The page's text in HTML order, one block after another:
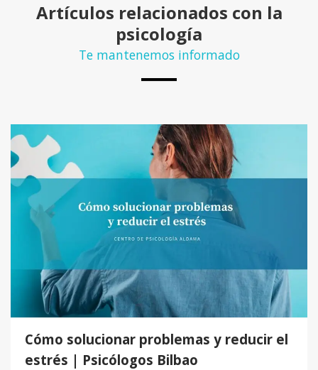
Artículos relacionados con la
psicología
Te mantenemos informado
Cómo solucionar problemas y reducir el
estrés | Psicólogos Bilbao